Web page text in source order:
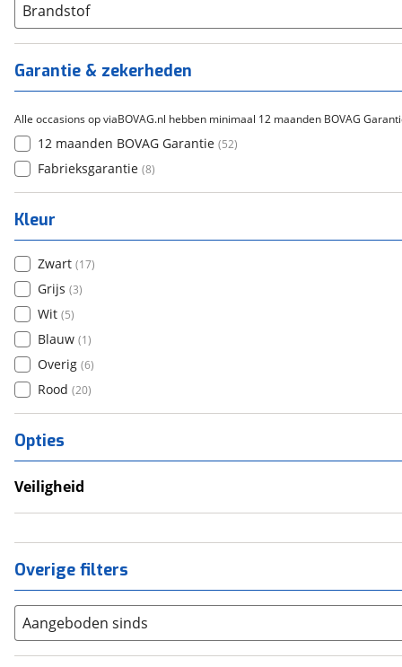
Brandstof
Garantie & zekerheden
Alle occasions op viaBOVAG.nl hebben minimaal 12 maanden BOVAG
12 maanden BOVAG Garantie (52)
Fabrieksgarantie (8)
Kleur
Zwart (17)
Grijs (3)
Wit (5)
Blauw (1)
Overig (6)
Rood (20)
Opties
Veiligheid
Valbeugel
Overige filters
Aangeboden sinds